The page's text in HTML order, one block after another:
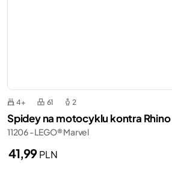
4+ 61 2
Spidey na motocyklu kontra Rhino
11206 - LEGO® Marvel
41,99PLN